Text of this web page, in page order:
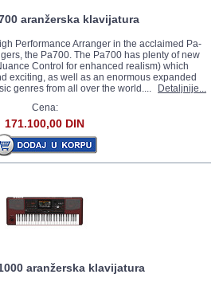
aranžerska klavijatura
Performance Arranger in the acclaimed Pa-
the Pa700. The Pa700 has plenty of new
Control for enhanced realism) which
exciting, as well as an enormous expanded
genres from all over the world....
Detaljnije...
Cena:
171.100,00 DIN
aranžerska klavijatura